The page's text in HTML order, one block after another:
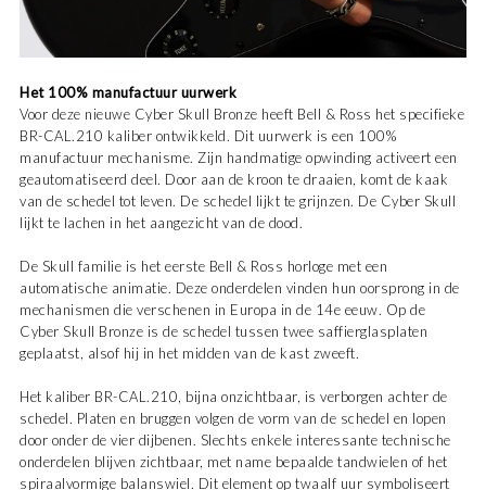
Het 100% manufactuur uurwerk
Voor deze nieuwe Cyber Skull Bronze heeft Bell & Ross het specifieke
BR-CAL.210 kaliber ontwikkeld. Dit uurwerk is een 100%
manufactuur mechanisme. Zijn handmatige opwinding activeert een
geautomatiseerd deel. Door aan de kroon te draaien, komt de kaak
van de schedel tot leven. De schedel lijkt te grijnzen. De Cyber Skull
lijkt te lachen in het aangezicht van de dood.
De Skull familie is het eerste Bell & Ross horloge met een
automatische animatie. Deze onderdelen vinden hun oorsprong in de
mechanismen die verschenen in Europa in de 14e eeuw. Op de
Cyber Skull Bronze is de schedel tussen twee saffierglasplaten
geplaatst, alsof hij in het midden van de kast zweeft.
Het kaliber BR-CAL.210, bijna onzichtbaar, is verborgen achter de
schedel. Platen en bruggen volgen de vorm van de schedel en lopen
door onder de vier dijbenen. Slechts enkele interessante technische
onderdelen blijven zichtbaar, met name bepaalde tandwielen of het
spiraalvormige balanswiel. Dit element op twaalf uur symboliseert